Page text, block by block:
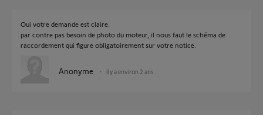
Oui votre demande est claire.
par contre pas besoin de photo du moteur, il nous faut le schéma de
raccordement qui figure obligatoirement sur votre notice.
Anonyme il y a environ 2 ans